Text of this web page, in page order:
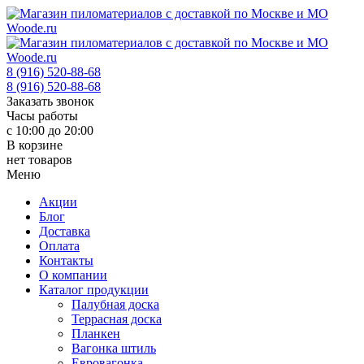
8 (916) 520-88-68
8 (916) 520-88-68
Заказать звонок
Часы работы
с 10:00 до 20:00
В корзине
нет товаров
Меню
Акции
Блог
Доставка
Оплата
Контакты
О компании
Каталог продукции
Палубная доска
Террасная доска
Планкен
Вагонка штиль